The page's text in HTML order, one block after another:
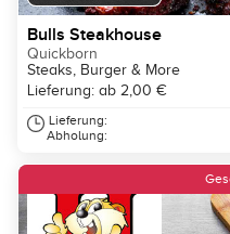
Bulls Steakhouse
Quickborn
Steaks, Burger & More
Lieferung: ab 2,00 €
Lieferung:
Abholung: